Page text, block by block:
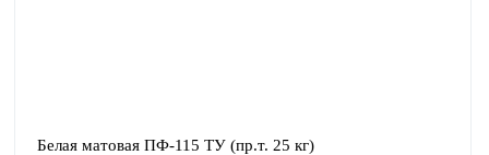
Белая матовая ПФ-115 ТУ (пр.т. 25 кг)